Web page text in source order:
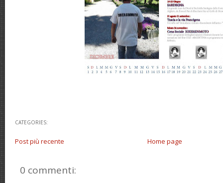
CATEGORIES:
Post più recente Home page
0 commenti: